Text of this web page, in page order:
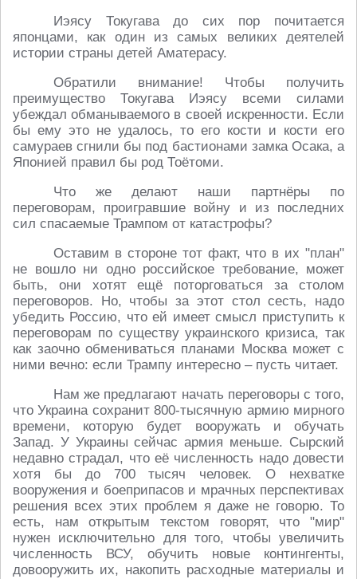
Иэясу Токугава до сих пор почитается
японцами, как один из самых великих деятелей
истории страны детей Аматерасу.
Обратили внимание! Чтобы получить
преимущество Токугава Иэясу всеми силами
убеждал обманываемого в своей искренности. Если
бы ему это не удалось, то его кости и кости его
самураев сгнили бы под бастионами замка Осака, а
Японией правил бы род Тоётоми.
Что же делают наши партнёры по
переговорам, проигравшие войну и из последних
сил спасаемые Трампом от катастрофы?
Оставим в стороне тот факт, что в их "план"
не вошло ни одно российское требование, может
быть, они хотят ещё поторговаться за столом
переговоров. Но, чтобы за этот стол сесть, надо
убедить Россию, что ей имеет смысл приступить к
переговорам по существу украинского кризиса, так
как заочно обмениваться планами Москва может с
ними вечно: если Трампу интересно – пусть читает.
Нам же предлагают начать переговоры с того,
что Украина сохранит 800-тысячную армию мирного
времени, которую будет вооружать и обучать
Запад. У Украины сейчас армия меньше. Сырский
недавно страдал, что её численность надо довести
хотя бы до 700 тысяч человек. О нехватке
вооружения и боеприпасов и мрачных перспективах
решения всех этих проблем я даже не говорю. То
есть, нам открытым текстом говорят, что "мир"
нужен исключительно для того, чтобы увеличить
численность ВСУ, обучить новые контингенты,
довооружить их, накопить расходные материалы и